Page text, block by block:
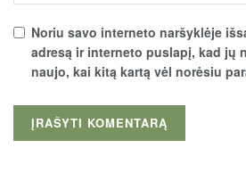
Noriu savo interneto naršyklėje
adresą ir interneto puslapį, kad jų
naujo, kai kitą kartą vėl norėsiu